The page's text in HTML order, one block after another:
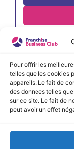
Pour offrir les
telles que les cookies
appareils. Le fait de
des données telles
sur ce site. Le fait de
peut avoir un effet